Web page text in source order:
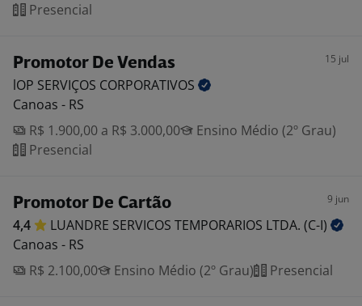
Presencial
Promotor De Vendas 15 jul
lOP SERVIÇOS CORPORATIVOS
Canoas - RS
R$ 1.900,00 a R$ 3.000,00
Ensino Médio (2º Grau)
Presencial
Promotor De Cartão 9 jun
4,4 LUANDRE SERVICOS TEMPORARIOS LTDA. (C-I)
Canoas - RS
R$ 2.100,00
Ensino Médio (2º Grau) Presencial